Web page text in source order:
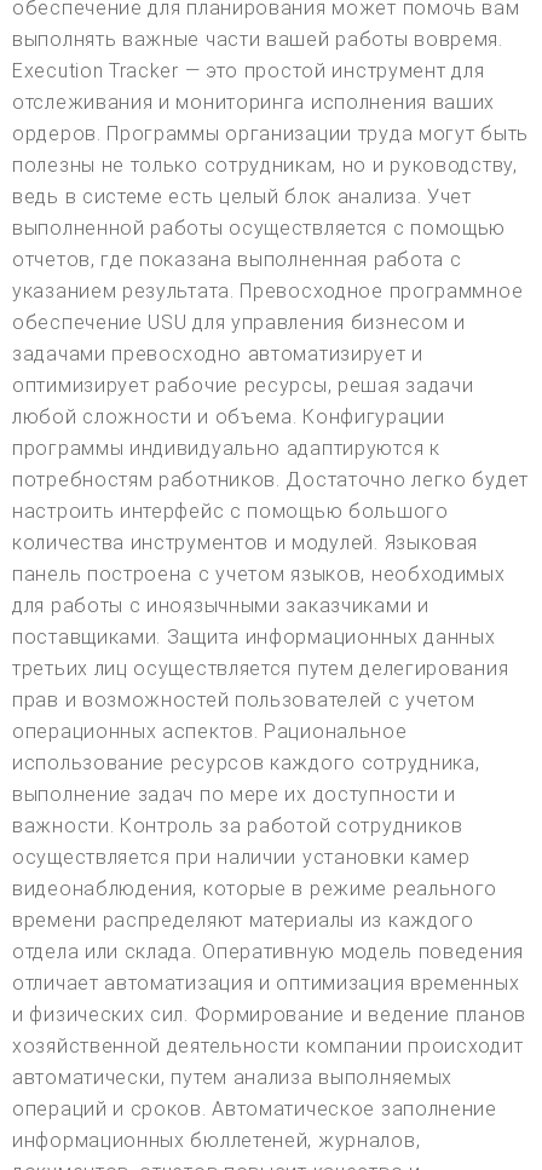
обеспечение для планирования может помочь вам
выполнять важные части вашей работы вовремя.
Execution Tracker — это простой инструмент для
отслеживания и мониторинга исполнения ваших
ордеров. Программы организации труда могут быть
полезны не только сотрудникам, но и руководству,
ведь в системе есть целый блок анализа. Учет
выполненной работы осуществляется с помощью
отчетов, где показана выполненная работа с
указанием результата. Превосходное программное
обеспечение USU для управления бизнесом и
задачами превосходно автоматизирует и
оптимизирует рабочие ресурсы, решая задачи
любой сложности и объема. Конфигурации
программы индивидуально адаптируются к
потребностям работников. Достаточно легко будет
настроить интерфейс с помощью большого
количества инструментов и модулей. Языковая
панель построена с учетом языков, необходимых
для работы с иноязычными заказчиками и
поставщиками. Защита информационных данных
третьих лиц осуществляется путем делегирования
прав и возможностей пользователей с учетом
операционных аспектов. Рациональное
использование ресурсов каждого сотрудника,
выполнение задач по мере их доступности и
важности. Контроль за работой сотрудников
осуществляется при наличии установки камер
видеонаблюдения, которые в режиме реального
времени распределяют материалы из каждого
отдела или склада. Оперативную модель поведения
отличает автоматизация и оптимизация временных
и физических сил. Формирование и ведение планов
хозяйственной деятельности компании происходит
автоматически, путем анализа выполняемых
операций и сроков. Автоматическое заполнение
информационных бюллетеней, журналов,